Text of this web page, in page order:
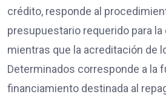
crédito, responde al
presupuestario requerido para la
mientras que la acreditación de
Determinados corresponde a la
financiamiento destinada al